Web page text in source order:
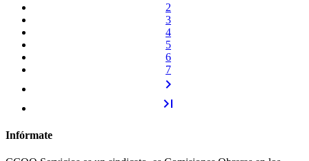
2
3
4
5
6
7
chevron_right
last_page
Infórmate